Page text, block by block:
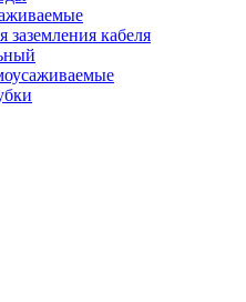
заземления кабеля